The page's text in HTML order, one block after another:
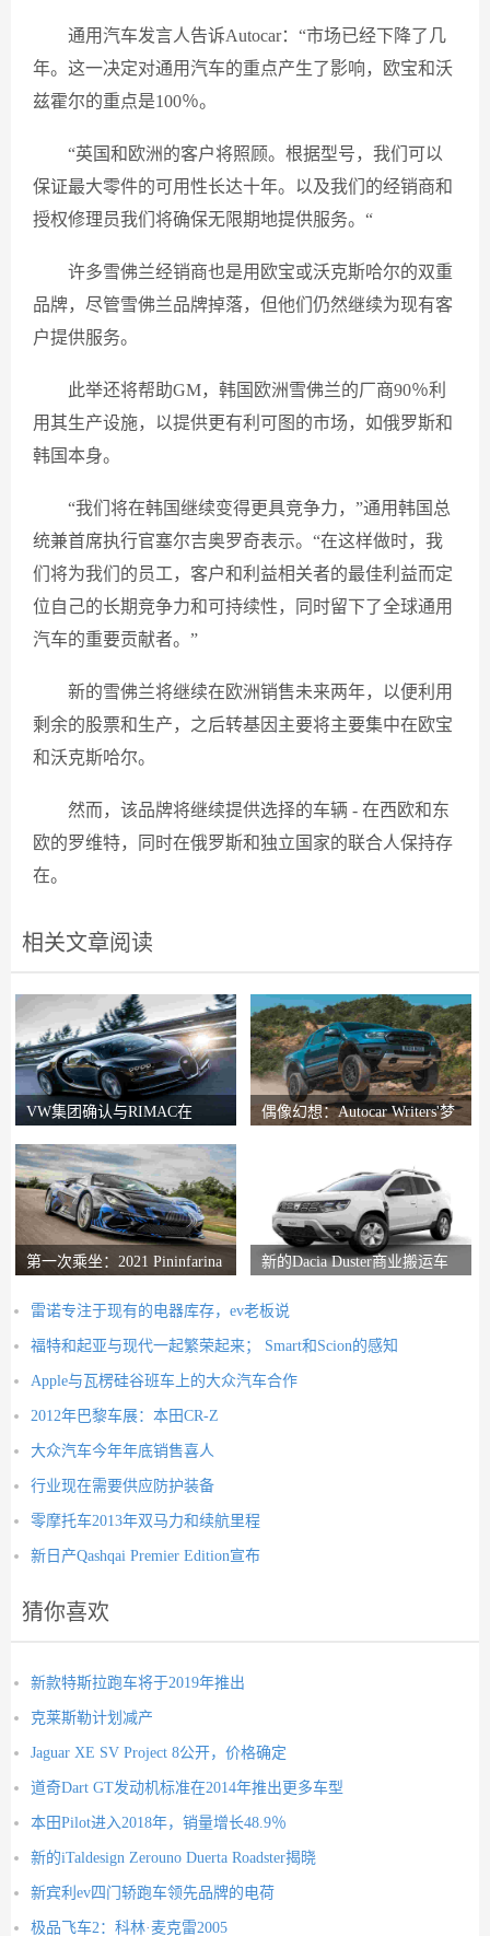
通用汽车发言人告诉Autocar：“市场已经下降了几
年。这一决定对通用汽车的重点产生了影响，欧宝和沃
兹霍尔的重点是100％。
“英国和欧洲的客户将照顾。根据型号，我们可以
保证最大零件的可用性长达十年。以及我们的经销商和
授权修理员我们将确保无限期地提供服务。“
许多雪佛兰经销商也是用欧宝或沃克斯哈尔的双重
品牌，尽管雪佛兰品牌掉落，但他们仍然继续为现有客
户提供服务。
此举还将帮助GM，韩国欧洲雪佛兰的厂商90％利
用其生产设施，以提供更有利可图的市场，如俄罗斯和
韩国本身。
“我们将在韩国继续变得更具竞争力，”通用韩国总
统兼首席执行官塞尔吉奥罗奇表示。“在这样做时，我
们将为我们的员工，客户和利益相关者的最佳利益而定
位自己的长期竞争力和可持续性，同时留下了全球通用
汽车的重要贡献者。”
新的雪佛兰将继续在欧洲销售未来两年，以便利用
剩余的股票和生产，之后转基因主要将主要集中在欧宝
和沃克斯哈尔。
然而，该品牌将继续提供选择的车辆 - 在西欧和东
欧的罗维特，同时在俄罗斯和独立国家的联合人保持存
在。
相关文章阅读
VW集团确认与RIMAC在
偶像幻想：Autocar Writers'梦
第一次乘坐：2021 Pininfarina
新的Dacia Duster商业搬运车
雷诺专注于现有的电器库存，ev老板说
福特和起亚与现代一起繁荣起来； Smart和Scion的感知
Apple与瓦楞硅谷班车上的大众汽车合作
2012年巴黎车展：本田CR-Z
大众汽车今年年底销售喜人
行业现在需要供应防护装备
零摩托车2013年双马力和续航里程
新日产Qashqai Premier Edition宣布
猜你喜欢
新款特斯拉跑车将于2019年推出
克莱斯勒计划减产
Jaguar XE SV Project 8公开，价格确定
道奇Dart GT发动机标准在2014年推出更多车型
本田Pilot进入2018年，销量增长48.9％
新的iTaldesign Zerouno Duerta Roadster揭晓
新宾利ev四门轿跑车领先品牌的电荷
极品飞车2：科林·麦克雷2005